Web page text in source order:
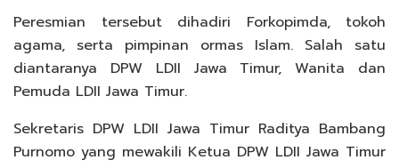
Peresmian tersebut dihadiri Forkopimda, tokoh
agama, serta pimpinan ormas Islam. Salah satu
diantaranya DPW LDII Jawa Timur, Wanita dan
Pemuda LDII Jawa Timur.
Sekretaris DPW LDII Jawa Timur Raditya Bambang
Purnomo yang mewakili Ketua DPW LDII Jawa Timur